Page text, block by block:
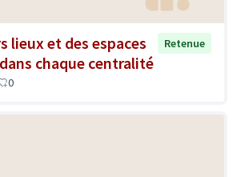
lieux et des espaces
chaque centralité
Retenue
0